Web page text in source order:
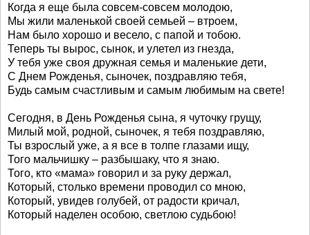
Когда я еще была совсем-совсем молодою,
Мы жили маленькой своей семьей – втроем,
Нам было хорошо и весело, с папой и тобою.
Теперь ты вырос, сынок, и улетел из гнезда,
У тебя уже своя дружная семья и маленькие дети,
С Днем Рожденья, сыночек, поздравляю тебя,
Будь самым счастливым и самым любимым на свете!
Сегодня, в День Рожденья сына, я чуточку грущу,
Милый мой, родной, сыночек, я тебя поздравляю,
Ты взрослый уже, а я все в толпе глазами ищу,
Того мальчишку – разбышаку, что я знаю.
Того, кто «мама» говорил и за руку держал,
Который, столько времени проводил со мною,
Который, увидев голубей, от радости кричал,
Который наделен особою, светлою судьбою!